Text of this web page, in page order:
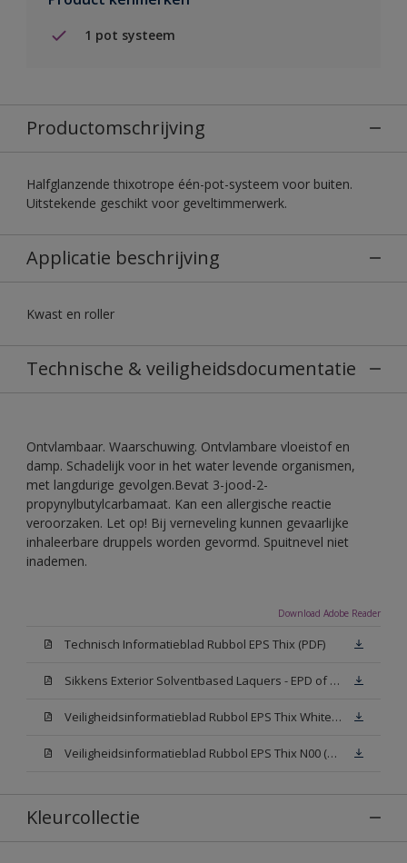
1 pot systeem
Productomschrijving
Halfglanzende thixotrope één-pot-systeem voor buiten.
Uitstekende geschikt voor geveltimmerwerk.
Applicatie beschrijving
Kwast en roller
Technische & veiligheidsdocumentatie
Ontvlambaar. Waarschuwing. Ontvlambare vloeistof en
damp. Schadelijk voor in het water levende organismen,
met langdurige gevolgen.Bevat 3-jood-2-
propynylbutylcarbamaat. Kan een allergische reactie
veroorzaken. Let op! Bij verneveling kunnen gevaarlijke
inhaleerbare druppels worden gevormd. Spuitnevel niet
inademen.
Download Adobe Reader
Technisch Informatieblad Rubbol EPS Thix (PDF)
Sikkens Exterior Solventbased Laquers - EPD of Milieuproductverklaring
Veiligheidsinformatieblad Rubbol EPS Thix White W05 (MSDS)
Veiligheidsinformatieblad Rubbol EPS Thix N00 (MSDS)
Kleurcollectie